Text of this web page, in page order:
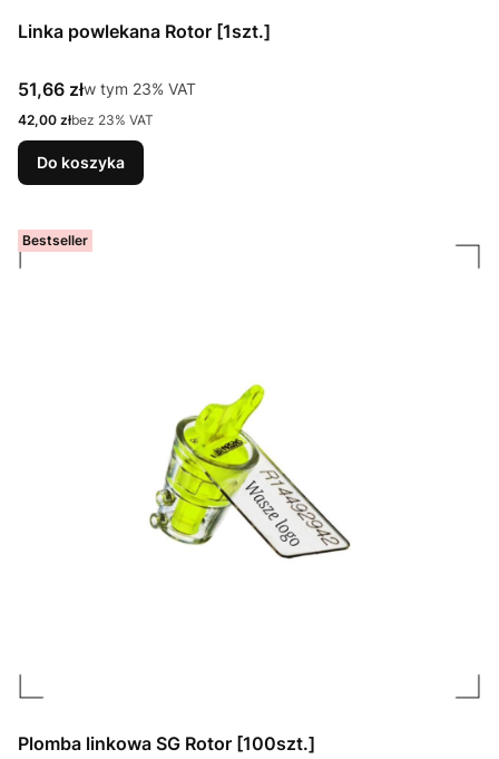
Linka powlekana Rotor [1szt.]
Cena brutto
51,66 złw tym %s VAT
w tym 23% VAT
Cena netto
42,00 złbez 23% VAT
Do koszyka
Bestseller
Plomba linkowa SG Rotor [100szt.]